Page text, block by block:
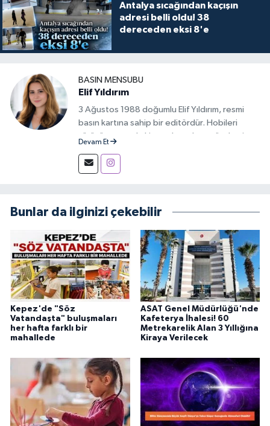
Antalya sıcağından kaçışın
adresi belli oldu! 38
dereceden eksi 8'e
BASIN MENSUBU
Elif Yıldırım
3 Ağustos 1988 doğumlu Elif Yıldırım, resmi
basın kartına sahip bir editördür. Hobileri
yürüyüş yapmak, kitap okumak ve gündemi
Devam Et
Bunlar da ilginizi çekebilir
Kepez'de "Söz
Vatandaşta" buluşmaları
her hafta farklı bir
mahallede
ASAT Genel Müdürlüğü'nde
Kafeterya İhalesi! 60
Metrekarelik Alan 3 Yıllığına
Kiraya Verilecek